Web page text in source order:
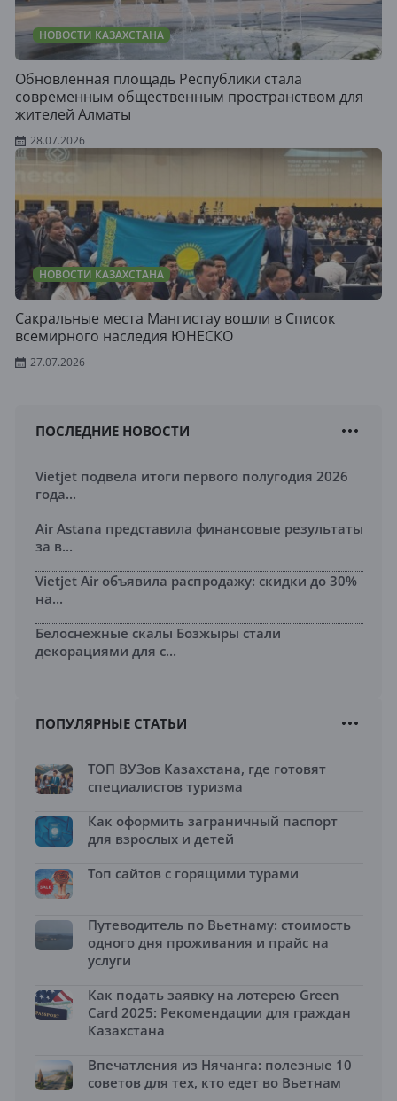
НОВОСТИ КАЗАХСТАНА
Обновленная площадь Республики стала
современным общественным пространством для
жителей Алматы
28.07.2026
НОВОСТИ КАЗАХСТАНА
Сакральные места Мангистау вошли в Список
всемирного наследия ЮНЕСКО
27.07.2026
ПОСЛЕДНИЕ НОВОСТИ
Vietjet подвела итоги первого полугодия 2026
года...
Air Astana представила финансовые результаты
за в...
Vietjet Air объявила распродажу: скидки до 30%
на...
Белоснежные скалы Бозжыры стали
декорациями для с...
ПОПУЛЯРНЫЕ СТАТЬИ
ТОП ВУЗов Казахстана, где готовят
специалистов туризма
Как оформить заграничный паспорт
для взрослых и детей
Топ сайтов с горящими турами
Путеводитель по Вьетнаму: стоимость
одного дня проживания и прайс на
услуги
Как подать заявку на лотерею Green
Card 2025: Рекомендации для граждан
Казахстана
Впечатления из Нячанга: полезные 10
советов для тех, кто едет во Вьетнам